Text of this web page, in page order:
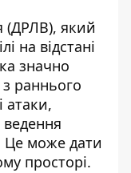
(ДРЛВ), який
на відстані
значно
раннього
атаки,
ведення
Це може дати
просторі.